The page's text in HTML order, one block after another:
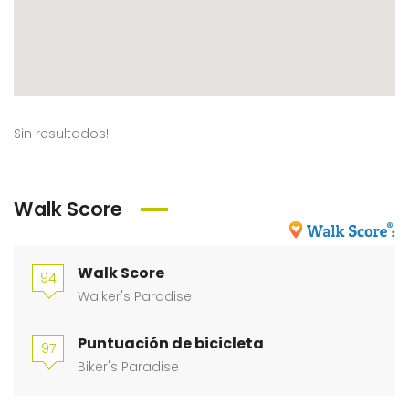
Sin resultados!
Walk Score
94 Walk Score
Walker's Paradise
97 Puntuación de bicicleta
Biker's Paradise